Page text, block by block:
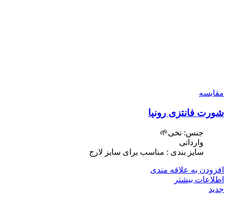
مقایسه
شورت فانتزی رونیا
جنس: نخی🌱
وارداتی
سایز بندی : مناسب برای سایز لارج
افزودن به علاقه مندی
اطلاعات بیشتر
جدید